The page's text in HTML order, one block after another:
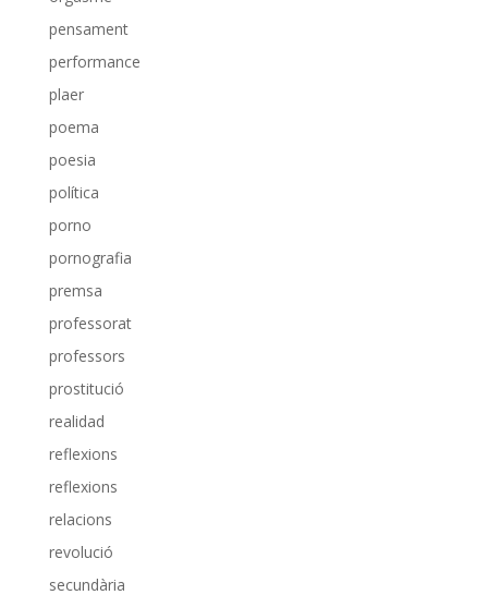
pensament
performance
plaer
poema
poesia
política
porno
pornografia
premsa
professorat
professors
prostitució
realidad
reflexions
reflexions
relacions
revolució
secundària